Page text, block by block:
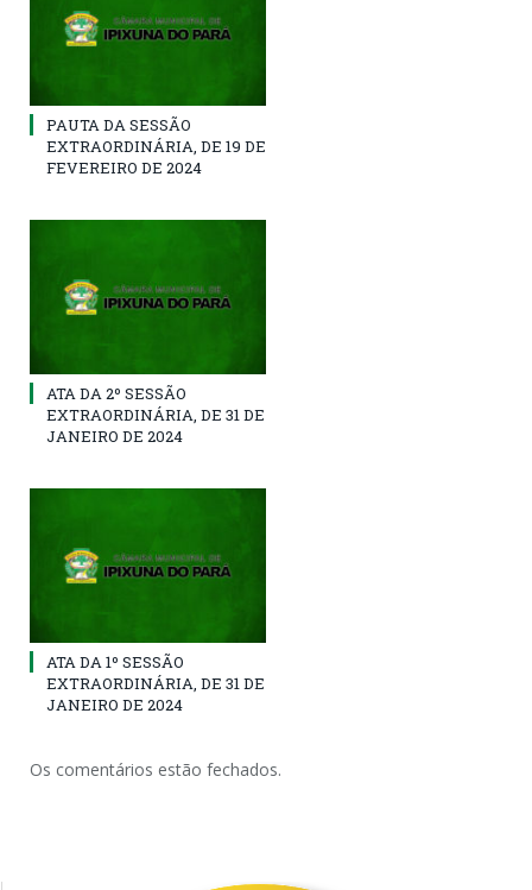
PAUTA DA SESSÃO
EXTRAORDINÁRIA, DE 19 DE
FEVEREIRO DE 2024
ATA DA 2º SESSÃO
EXTRAORDINÁRIA, DE 31 DE
JANEIRO DE 2024
ATA DA 1º SESSÃO
EXTRAORDINÁRIA, DE 31 DE
JANEIRO DE 2024
Os comentários estão fechados.